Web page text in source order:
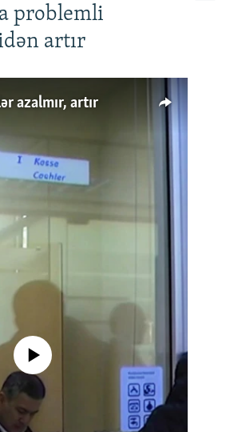
problemli
artır
azalmır, artır
currently available